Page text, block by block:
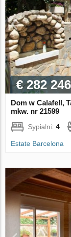
€ 282 246
Dom w Calafell,
mkw. nr 21599
Sypialni:4
Estate Barcelona